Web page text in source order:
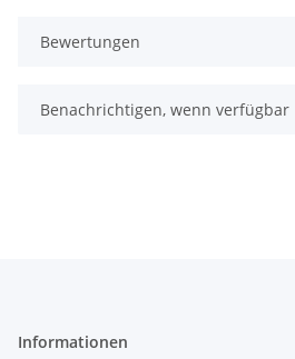
Bewertungen
Benachrichtigen, wenn verfügbar
Informationen